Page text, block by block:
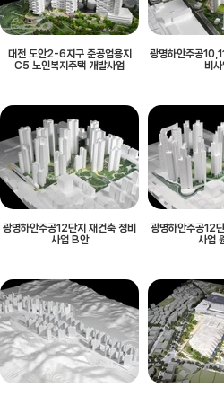
대전 도안2-6지구 준공업용지
C5 노인복지주택 개발사업
광명하안주공
비
광명하안주공12단지 재건축 정비
사업 B안
광명하안주공12
사업